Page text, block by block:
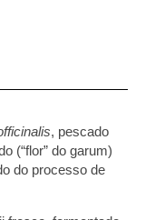
, pescado
(“flor” do garum)
do processo de